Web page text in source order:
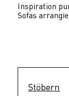
Inspiration
Sofas
Stöbern